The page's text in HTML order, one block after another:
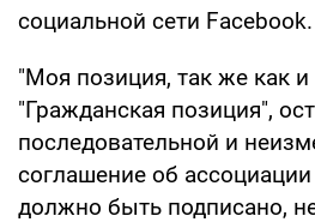
социальной сети Facebook.
"Моя позиция, так же как
"Гражданская позиция",
последовательной и
соглашение об
должно быть подписано,